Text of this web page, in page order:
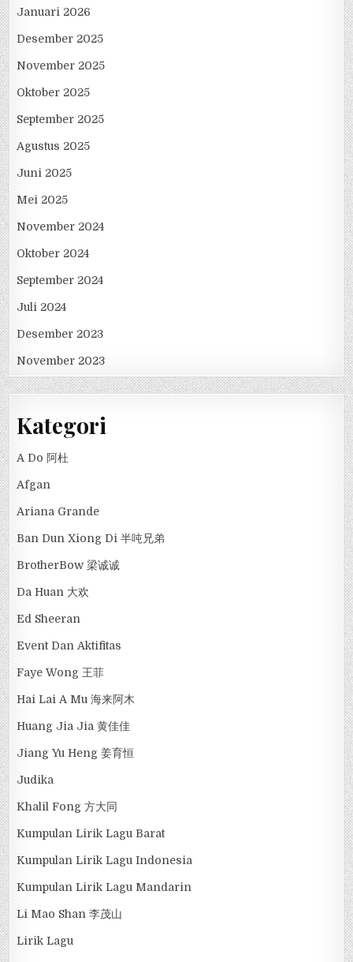
Januari 2026
Desember 2025
November 2025
Oktober 2025
September 2025
Agustus 2025
Juni 2025
Mei 2025
November 2024
Oktober 2024
September 2024
Juli 2024
Desember 2023
November 2023
Kategori
A Do 阿杜
Afgan
Ariana Grande
Ban Dun Xiong Di 半吨兄弟
BrotherBow 梁诚诚
Da Huan 大欢
Ed Sheeran
Event Dan Aktifitas
Faye Wong 王菲
Hai Lai A Mu 海来阿木
Huang Jia Jia 黄佳佳
Jiang Yu Heng 姜育恒
Judika
Khalil Fong 方大同
Kumpulan Lirik Lagu Barat
Kumpulan Lirik Lagu Indonesia
Kumpulan Lirik Lagu Mandarin
Li Mao Shan 李茂山
Lirik Lagu